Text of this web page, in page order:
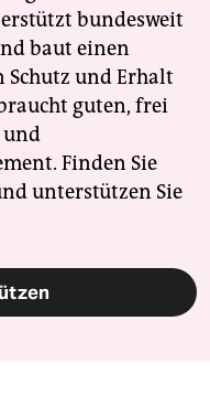
bundesweit
baut einen
Schutz und Erhalt
guten, frei
und
Finden Sie
unterstützen Sie